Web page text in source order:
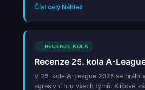
Číst celý Náhled
RECENZE KOLA
Recenze 25. kola A-
V 25. kole A-League 2026 se hrálo
agresivní hru všech týmů. Klíčové